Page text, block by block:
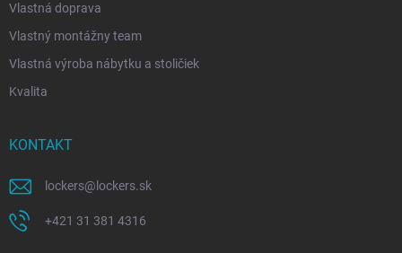
Vlastná doprava
Vlastný montážny team
Vlastná výroba nábytku a stoličiek
Kvalita
KONTAKT
lockers@ lockers.sk
+421 31 381 4316